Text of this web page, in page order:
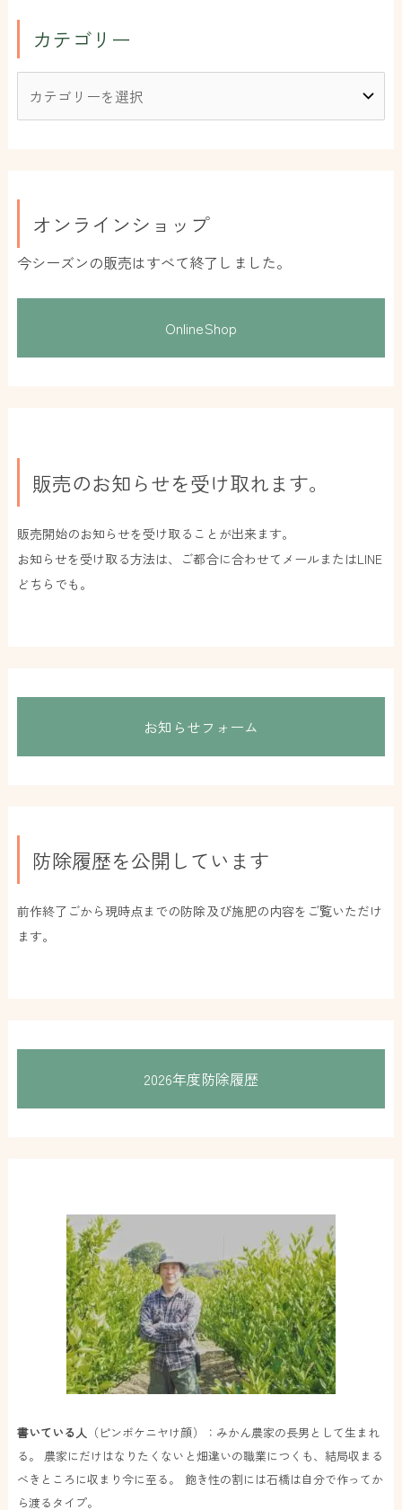
カテゴリー
オンラインショップ
今シーズンの販売はすべて終了しました。
OnlineShop
販売のお知らせを受け取れます。
販売開始のお知らせを受け取ることが出来ます。
お知らせを受け取る方法は、ご都合に合わせてメールまたはLINE
どちらでも。
お知らせフォーム
防除履歴を公開しています
前作終了ごから現時点までの防除及び施肥の内容をご覧いただけ
ます。
2026年度防除履歴
書いている人 （ピンボケニヤけ顔）：みかん農家の長男として生まれ
る。 農家にだけはなりたくないと畑違いの職業につくも、結局収まる
べきところに収まり今に至る。 飽き性の割には石橋は自分で作ってか
ら渡るタイプ。